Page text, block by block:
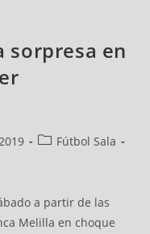
sorpresa en
Fútbol Sala
a partir de las
Melilla en choque